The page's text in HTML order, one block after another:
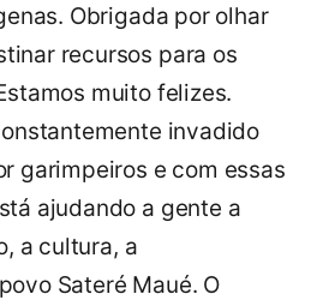
Obrigada por olhar
recursos para os
muito felizes.
invadido
garimpeiros e com essas
ajudando a gente a
a cultura, a
Sateré Maué. O